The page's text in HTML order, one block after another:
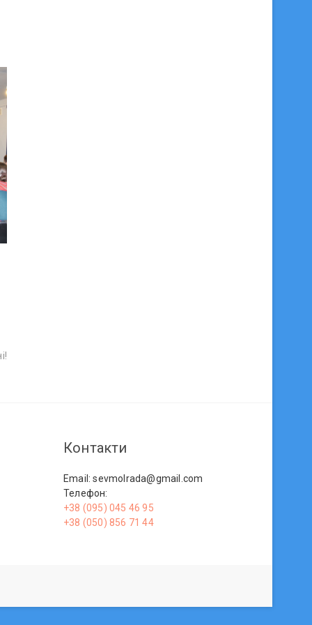
Контакти
Email: sevmolrada@gmail.com
Телефон:
+38 (095) 045 46 95
+38 (050) 856 71 44